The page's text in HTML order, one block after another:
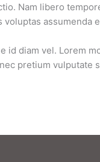
Nam libero
assumenda
diam vel. Lorem
pretium vulputate